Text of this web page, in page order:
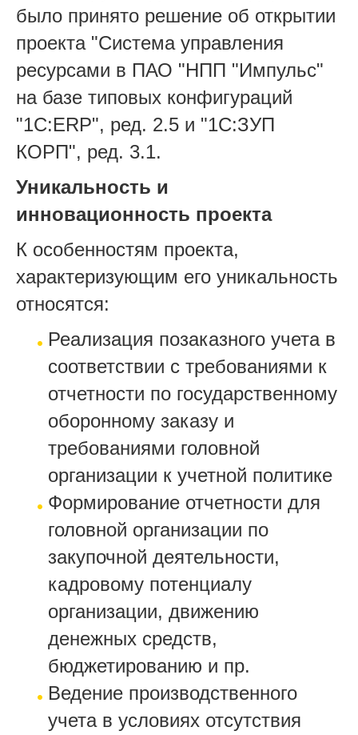
было принято решение об открытии
проекта "Система управления
ресурсами в ПАО "НПП "Импульс"
на базе типовых конфигураций
"1С:ERP", ред. 2.5 и "1С:ЗУП
КОРП", ред. 3.1.
Уникальность и
инновационность проекта
К особенностям проекта,
характеризующим его уникальность
относятся:
Реализация позаказного учета в
соответствии с требованиями к
отчетности по государственному
оборонному заказу и
требованиями головной
организации к учетной политике
Формирование отчетности для
головной организации по
закупочной деятельности,
кадровому потенциалу
организации, движению
денежных средств,
бюджетированию и пр.
Ведение производственного
учета в условиях отсутствия